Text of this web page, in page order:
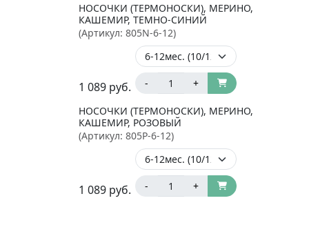
НОСОЧКИ (ТЕРМОНОСКИ), МЕРИНО,
КАШЕМИР, ТЕМНО-СИНИЙ
(Артикул: 805N-6-12)
1 089 руб. - +
НОСОЧКИ (ТЕРМОНОСКИ), МЕРИНО,
КАШЕМИР, РОЗОВЫЙ
(Артикул: 805P-6-12)
1 089 руб. - +